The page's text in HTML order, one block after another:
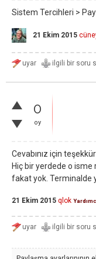
Sistem Tercihleri >
21 Ekim 2015
0
oy
Cevabınız için
Hiç bir yerdede o
fakat yok. Terminalde
21 Ekim 2015 qlok